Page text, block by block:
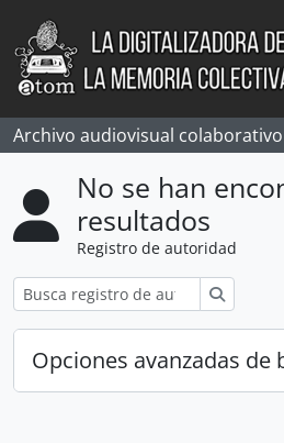
Skip to main content
Archivo audiovisual
No se han
resultados
Registro de autoridad
Opciones avanzadas de